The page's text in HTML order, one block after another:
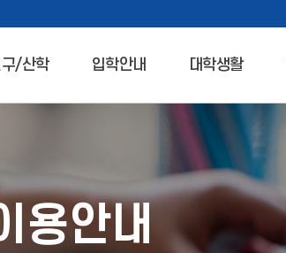
/산학 입학안내 대학생활
용안내